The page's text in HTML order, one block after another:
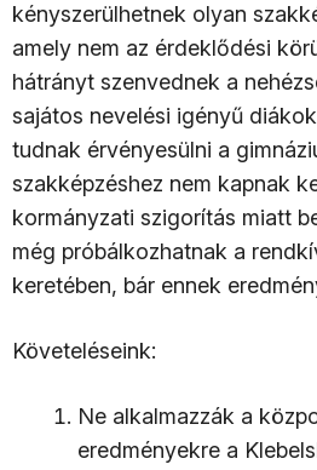
kényszerülhetnek olyan
amely nem az érdeklődési
hátrányt szenvednek a
sajátos nevelési igényű
tudnak érvényesülni a
szakképzéshez nem kapnak
kormányzati szigorítás miatt
még próbálkozhatnak a
keretében, bár ennek
Követeléseink:
Ne alkalmazzák a
eredményekre a